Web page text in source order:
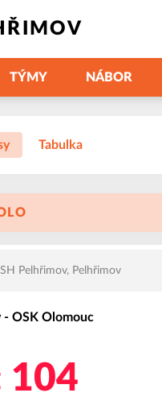
TÝMY NÁBOR
Tabulka
Pelhřimov, Pelhřimov
- OSK Olomouc
104